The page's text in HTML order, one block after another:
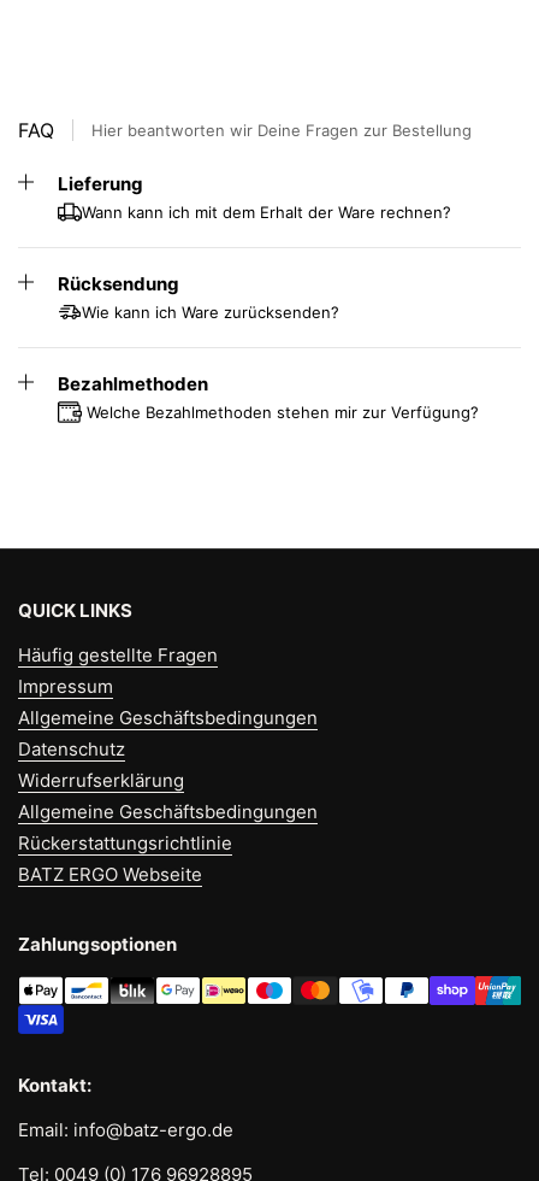
FAQ Hier beantworten wir Deine Fragen zur Bestellung
Lieferung
Wann kann ich mit dem Erhalt der Ware rechnen?
Rücksendung
Wie kann ich Ware zurücksenden?
Bezahlmethoden
Welche Bezahlmethoden stehen mir zur Verfügung?
QUICK LINKS
Häufig gestellte Fragen
Impressum
Allgemeine Geschäftsbedingungen
Datenschutz
Widerrufserklärung
Allgemeine Geschäftsbedingungen
Rückerstattungsrichtlinie
BATZ ERGO Webseite
Zahlungsoptionen
Kontakt:
Email: info@batz-ergo.de
Tel: 0049 (0) 176 96928895